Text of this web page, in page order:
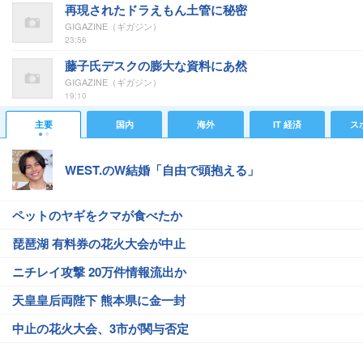
再現されたドラえもん土管に秘密
GIGAZINE（ギガジン）
23:56
藤子氏デスクの膨大な資料にあ然
GIGAZINE（ギガジン）
19:10
主要 国内 海外 IT 経済 ス
WEST.のW結婚「自由で頭抱える」
ペットのヤギをクマが食べたか
琵琶湖 有料券の花火大会が中止
ニチレイ攻撃 20万件情報流出か
天皇皇后両陛下 熊本県に金一封
中止の花火大会、3市が関与否定